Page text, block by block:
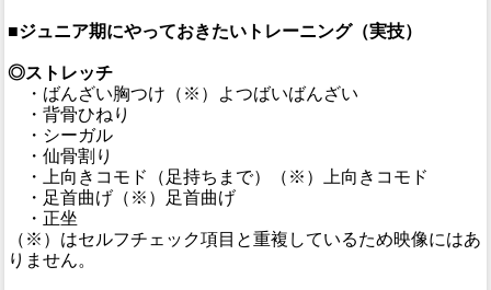
■ジュニア期にやっておきたいトレーニング（実技）
◎ストレッチ
・ばんざい胸つけ（※）よつばいばんざい
・背骨ひねり
・シーガル
・仙骨割り
・上向きコモド（足持ちまで）（※）上向きコモド
・足首曲げ（※）足首曲げ
・正坐
（※）はセルフチェック項目と重複しているため映像にはあ
りません。